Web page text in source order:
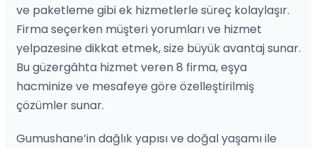
ve paketleme gibi ek hizmetlerle süreç kolaylaşır.
Firma seçerken müşteri yorumları ve hizmet
yelpazesine dikkat etmek, size büyük avantaj sunar.
Bu güzergâhta hizmet veren 8 firma, eşya
hacminize ve mesafeye göre özelleştirilmiş
çözümler sunar.
Gumushane’in dağlık yapısı ve doğal yaşamı ile